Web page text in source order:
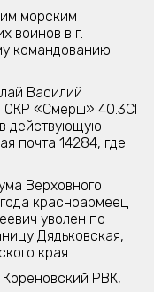
морским
воинов в г.
командованию
Василий
ОКР «Смерш» 40.3СП
действующую
почта 14284, где
Верховного
красноармеец
уволен по
Дядьковская,
края.
РВК,